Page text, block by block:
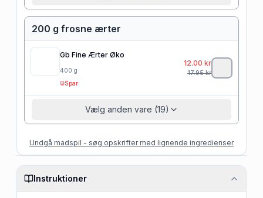
200 g frosne ærter
Gb Fine Ærter Øko
400 g
Spar
12.00 kr
17.95kr
Vælg anden vare (19)
Undgå madspil - søg opskrifter med lignende ingredienser
Instruktioner